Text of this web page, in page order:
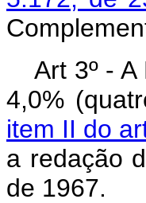
Art 3º -
4,0%
item II do
a redação
de 1967.